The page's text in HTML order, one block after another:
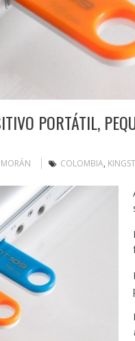
PORTÁTIL,
COLOMBIA,